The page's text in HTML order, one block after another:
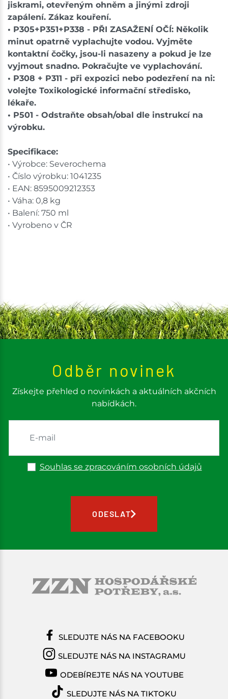
jiskrami, otevřeným ohněm a jinými zdroji
zapálení. Zákaz kouření.
• P305+P351+P338 - PŘI ZASAŽENÍ OČÍ: Několik
minut opatrně vyplachujte vodou. Vyjměte
kontaktní čočky, jsou-li nasazeny a pokud je lze
vyjmout snadno. Pokračujte ve vyplachování.
• P308 + P311 - při expozici nebo podezření na ni:
volejte Toxikologické informační středisko,
lékaře.
• P501 - Odstraňte obsah/obal dle instrukcí na
výrobku.
Specifikace:
• Výrobce: Severochema
• Číslo výrobku: 1041235
• EAN: 8595009212353
• Váha: 0,8 kg
• Balení: 750 ml
• Vyrobeno v ČR
Odběr novinek
Získejte přehled o novinkách a aktuálních akčních
nabídkách.
Souhlas se zpracováním osobních údajů
ODESLAT
SLEDUJTE NÁS NA FACEBOOKU
SLEDUJTE NÁS NA INSTAGRAMU
ODEBÍREJTE NÁS NA YOUTUBE
SLEDUJTE NÁS NA TIKTOKU